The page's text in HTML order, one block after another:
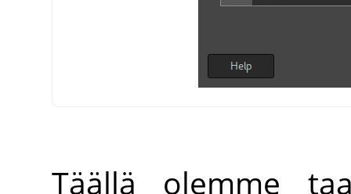
Täällä olemme